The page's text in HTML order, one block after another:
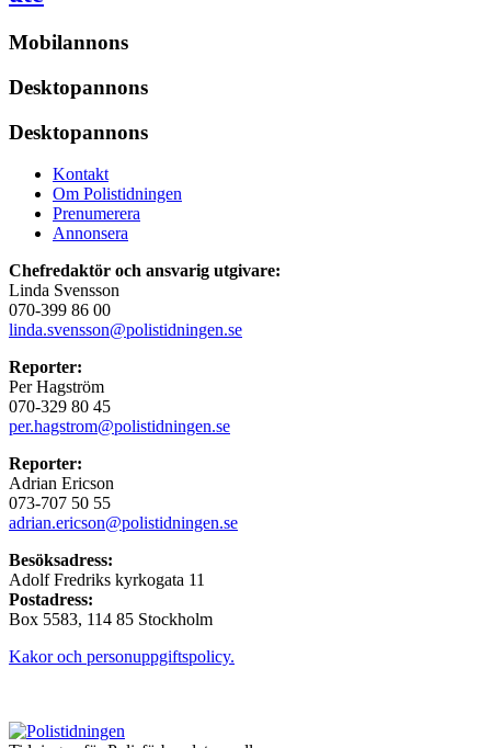
Mobilannons
Desktopannons
Desktopannons
Kontakt
Om Polistidningen
Prenumerera
Annonsera
Chefredaktör och ansvarig utgivare:
Linda Svensson
070-399 86 00
linda.svensson@polistidningen.se
Reporter:
Per Hagström
070-329 80 45
per.hagstrom@polistidningen.se
Reporter:
Adrian Ericson
073-707 50 55
adrian.ericson@polistidningen.se
Besöksadress:
Adolf Fredriks kyrkogata 11
Postadress:
Box 5583, 114 85 Stockholm
Kakor och personuppgiftspolicy.